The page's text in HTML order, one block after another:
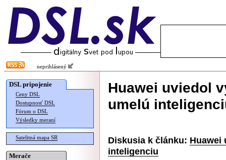
neprihlásený
DSL pripojenie
Ceny DSL
Dostupnosť DSL
Fórum o DSL
Výsledky meraní
Satelitná mapa SR
Merače
Huawei uviedol
umelú
Diskusia k článku: Huawei
inteligenciu